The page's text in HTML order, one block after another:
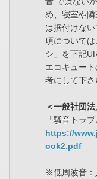
め、寝室や
は据付けな
項について
シ」を下記
エコキュー
考にして下さ
＜一般社団
「騒音トラ
https://
ook2.pdf
※低周波音：